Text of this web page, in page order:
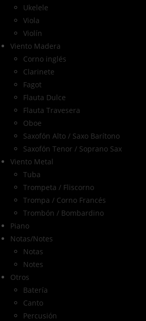
Ukelele
Viola
Violín
Viento Madera
Corno inglés
Clarinete
Fagot
Flauta Dulce
Flauta Travesera
Oboe
Saxofón Alto / Saxo Barítono
Saxofón Tenor / Soprano Sax
Viento Metal
Tuba
Trompeta / Fliscorno
Trompa / Corno Francés
Trombón / Bombardino
Piano
Notas/Notes
Notas
Notes
Otros
Batería
Canto
Percusión